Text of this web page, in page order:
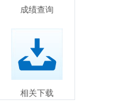
成绩查询
相关下载